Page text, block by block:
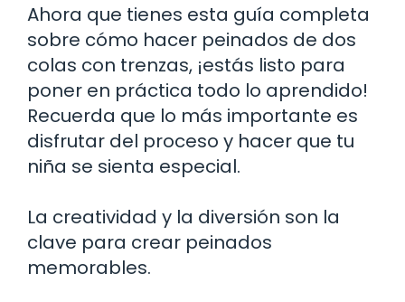
Ahora que tienes esta guía completa
sobre cómo hacer peinados de dos
colas con trenzas, ¡estás listo para
poner en práctica todo lo aprendido!
Recuerda que lo más importante es
disfrutar del proceso y hacer que tu
niña se sienta especial.
La creatividad y la diversión son la
clave para crear peinados
memorables.